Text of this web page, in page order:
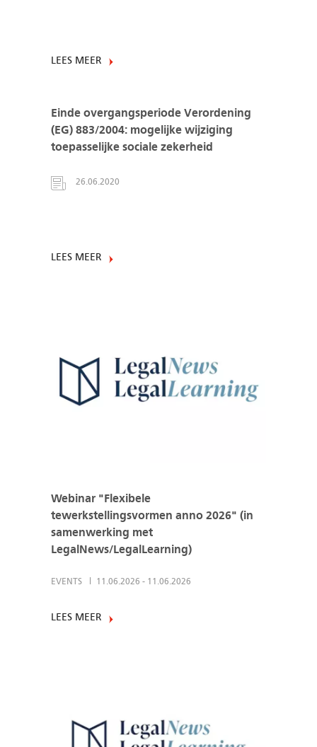
LEES MEER
Einde overgangsperiode Verordening
(EG) 883/2004: mogelijke wijziging
toepasselijke sociale zekerheid
26.06.2020
LEES MEER
Webinar "Flexibele
tewerkstellingsvormen anno 2026" (in
samenwerking met
LegalNews/LegalLearning)
EVENTS 11.06.2026 - 11.06.2026
LEES MEER